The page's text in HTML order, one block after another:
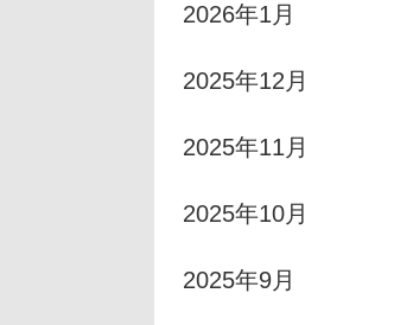
2026年1月
2025年12月
2025年11月
2025年10月
2025年9月